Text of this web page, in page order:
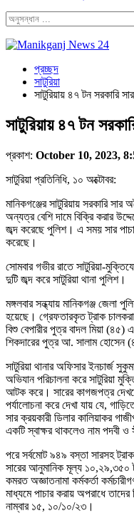
প্রচ্ছদ
সাটুরিয়া
সাটুরিয়ায় ৪৭ টন সরকারি
সাটুরিয়ায় ৪৭ টন
প্রকাশ: October 10, 2023,
সাটুরিয়া প্রতিনিধি, ১০ অক্টোবর:
মানিকগঞ্জের সাটুরিয়ায় সরকারি
অন্যত্র বেশি দামে বিক্রি করার
জব্দ করেছে পুলিশ। এ সময় সার
করেছে।
সোমবার গভীর রাতে সাটুরিয়া-
দুটি জব্দ করে সাটুরিয়া থানা পুলিশ।
মঙ্গলবার সন্ধ্যায় মানিকগঞ্জ জেলা
হয়েছে। গ্রেফতারকৃত ট্রাক
বিশু বেপারীর পুত্র বাদল মিয়া (৪৫)
শিকদারের পুত্র আ. সালাম হোসেন
সাটুরিয়া থানার অফিসার ইনচার্জ
অভিযান পরিচালনা করে সাটুরিয়া
আটক করে। সারের কাগজপত্র
পর্যালোচনা করে দেখা যায় যে,
সার ক্রয়কারী ডিলার কালিয়াকর
একটি স্বাক্ষর থাকলেও নাম পদবী ও
পরে সর্বমোট ৯৪৯ বস্তা সারসহ
সারের আনুমানিক মূল্য ১০,২৯,৩৫০
কমরত অজ্ঞাতনামা কর্মকর্তা
মাধ্যমে পাচার করায় অপরাধে তাদের
নাম্বার ১৫, ১০/১০/২৩।